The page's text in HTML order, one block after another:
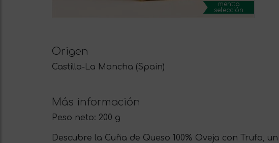
mentta
selección
Origen
Castilla-La Mancha (Spain)
Más información
Peso neto: 200 g
Descubre la Cuña de Queso 100% Oveja con Trufa,